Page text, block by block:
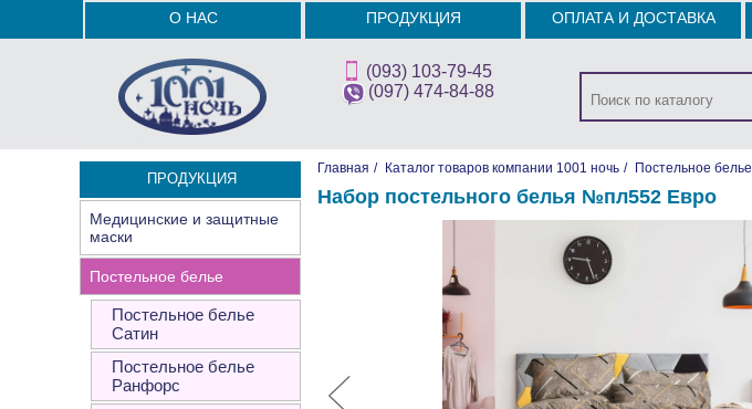
О НАС ПРОДУКЦИЯ ОПЛАТА И ДОСТАВКА
(093) 103-79-45
(097) 474-84-88
ПРОДУКЦИЯ
Медицинские и защитные
маски
Постельное белье
Постельное белье
Сатин
Постельное белье
Ранфорс
Главная / Каталог товаров компании 1001 ночь / Постельное белье
Набор постельного белья №пл552 Евро